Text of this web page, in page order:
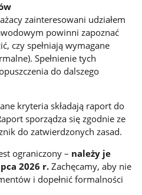
zainteresowani udziałem
powinni zapoznać
czy spełniają wymagane
Spełnienie tych
do dalszego
kryteria składają raport do
sporządza się zgodnie ze
do zatwierdzonych zasad.
ograniczony – należy je
2026 r. Zachęcamy, aby nie
i dopełnić formalności